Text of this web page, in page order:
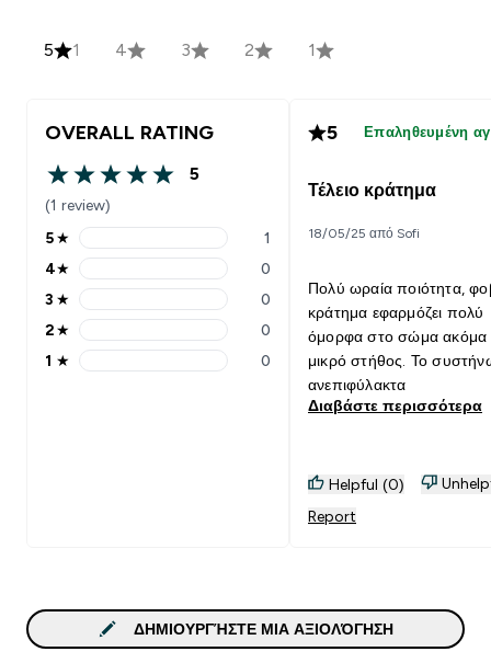
5 1 4 3 2 1
OVERALL RATING
5 out of 5 stars
5
(1 review)
5 stars rating 1 reviews
5★ 1
4 stars rating 0 reviews
4★ 0
3 stars rating 0 reviews
3 ★ 0
2 stars rating 0 reviews
2★ 0
1 stars rating 0 reviews
1 ★ 0
5 Επαληθευμένη
Τέλειο κράτημα
18/05/25 από Sofi
Πολύ ωραία ποιότητα,
κράτημα εφαρμόζει πολύ
όμορφα στο σώμα ακόμα
μικρό στήθος. Το
ανεπιφύλακτα
Διαβάστε περισσότερα
Helpful (0)
Report
ΔΗΜΙΟΥΡΓΉΣΤΕ ΜΙΑ ΑΞΙΟΛΌΓΗΣΗ